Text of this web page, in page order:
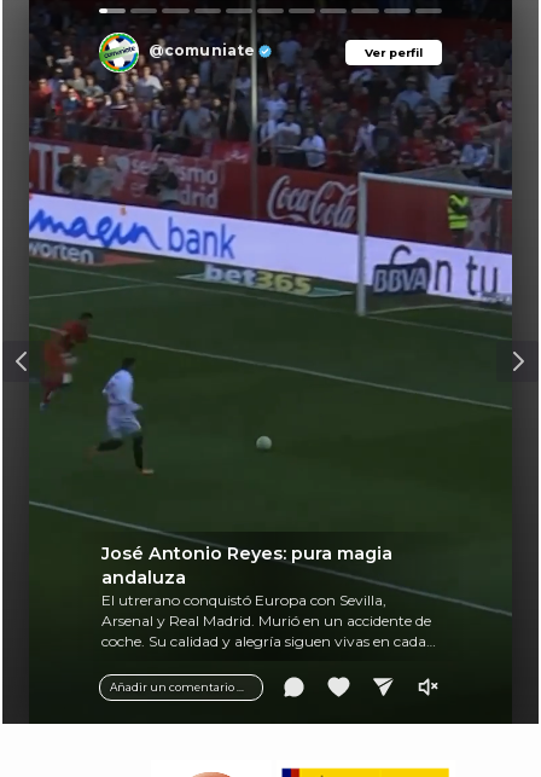
Ver perfil
@comuniate Ver perfil
Añadir un comentario ...
José Antonio Reyes: pura magia
andaluza
El utrerano conquistó Europa con Sevilla,
Arsenal y Real Madrid. Murió en un accidente de
coche. Su calidad y alegría siguen vivas en cada